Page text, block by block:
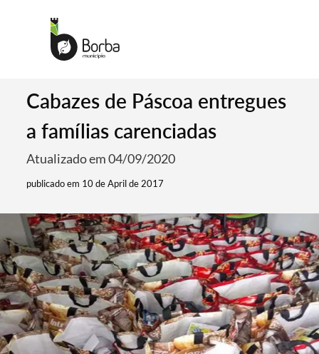
Cabazes de Páscoa entregues
a famílias carenciadas
Atualizado em 04/09/2020
publicado em 10 de April de 2017